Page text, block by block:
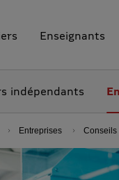
maif.fr
Enseignants
indépendants
Entreprises Conseils